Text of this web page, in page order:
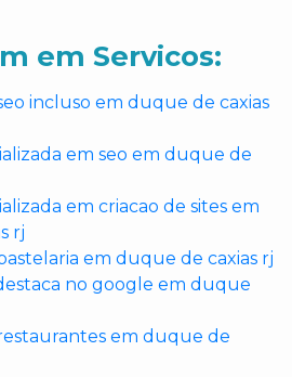
em Servicos:
incluso em duque de caxias
em seo em duque de
em criacao de sites em
rj
em duque de caxias rj
no google em duque
em duque de